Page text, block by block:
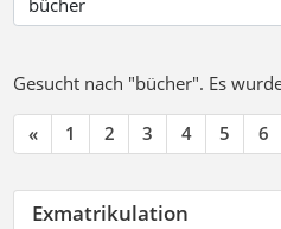
Gesucht nach "bücher". Es
« 1 2 3 4 5 6
Exmatrikulation